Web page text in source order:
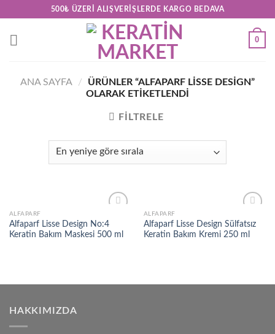
content
500₺ ÜZERI ALIŞVERIŞLERDE KARGO BEDAVA
0
ANA SAYFA /
ÜRÜNLER “ALFAPARF LISSE DESIGN”
OLARAK ETIKETLENDI
FILTRELE
Add to
wishlist
ALFAPARF
Alfaparf Lisse Design No:4
Keratin Bakım Maskesi 500 ml
Add to
wishlist
ALFAPARF
Alfaparf Lisse Design Sülfatsız
Keratin Bakım Kremi 250 ml
HAKKIMIZDA